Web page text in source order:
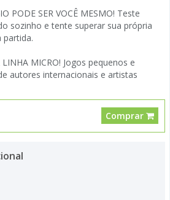
PODE SER VOCÊ MESMO! Teste
sozinho e tente superar sua própria
partida.
LINHA MICRO! Jogos pequenos e
autores internacionais e artistas
Comprar